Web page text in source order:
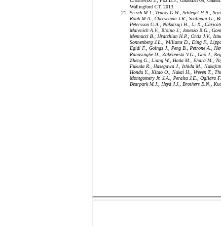
Wallingford CT, 2013.
21.
Frisch M.J., Trucks G.W., Schlegel H.B.,
Robb M.A., Cheeseman J.R., Scalmani G.,
Petersson G.A., Nakatsuji H., Li X.,
Marenich A.V., Bloino J., Janesko B.G.,
Mennucci B., Hratchian H.P., Ortiz J.V.,
Sonnenberg J.L., Williams D., Ding F.,
Egidi F., Goings J., Peng B., Petrone A.,
Ranasinghe D., Zakrzewski V.G., Gao J.,
Zheng G., Liang W., Hada M., Ehara M.,
Fukuda R., Hasegawa J., Ishida M.,
Honda Y., Kitao O., Nakai H., Vreven T.,
Montgomery Jr. J.A., Peralta J.E., Ogliaro
Bearpark M.J., Heyd J.J., Brothers E.N.,